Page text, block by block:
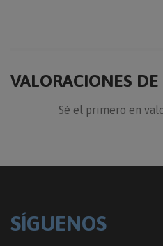
VALORACIONES
Sé el primero en
SÍGUENOS